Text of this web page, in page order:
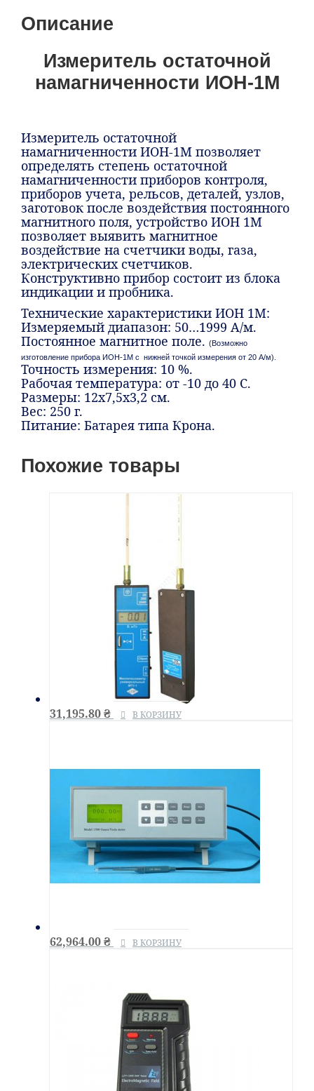
Описание
Измеритель остаточной
намагниченности ИОН-1М
Измеритель остаточной
намагниченности ИОН-1М позволяет
определять степень остаточной
намагниченности приборов контроля,
приборов учета, рельсов, деталей, узлов,
заготовок после воздействия постоянного
магнитного поля, устройство ИОН 1М
позволяет выявить магнитное
воздействие на счетчики воды, газа,
электрических счетчиков.
Конструктивно прибор состоит из блока
индикации и пробника.
Технические характеристики ИОН 1М:
Измеряемый диапазон: 50…1999 А/м.
Постоянное магнитное поле. (Возможно
изготовление прибора ИОН-1М с нижней точкой измерения от 20 А/м).
Точность измерения: 10 %.
Рабочая температура: от -10 до 40 С.
Размеры: 12х7,5х3,2 см.
Вес: 250 г.
Питание: Батарея типа Крона.
Похожие товары
31,195.80₴ В КОРЗИНУ
62,964.00₴ В КОРЗИНУ